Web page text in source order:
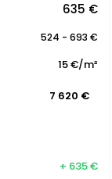
635 €
524 - 693 €
15 €/m²
7 620 €
+ 635 €